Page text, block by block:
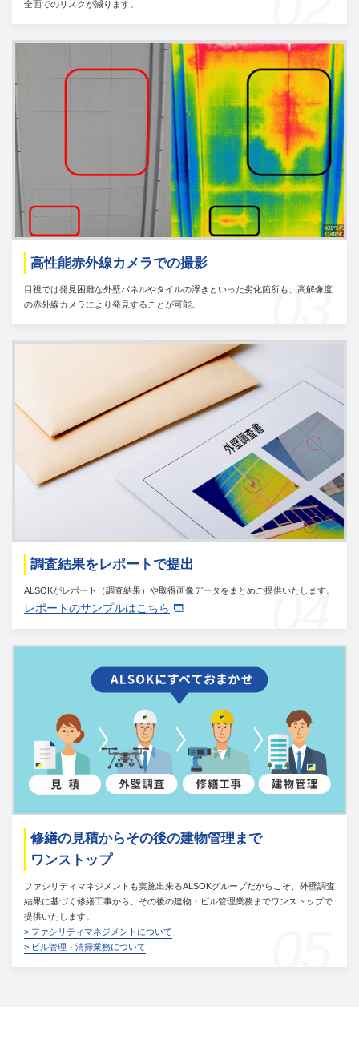
全面でのリスクが減ります。
03
高性能赤外線カメラでの撮影
目視では発見困難な外壁パネルやタイルの浮きといった劣化箇所も、高解像度
の赤外線カメラにより発見することが可能。
04
調査結果をレポートで提出
ALSOKがレポート（調査結果）や取得画像データをまとめご提供いたします。
レポートのサンプルはこちら
修繕の見積からその後の建物管理まで
ワンストップ
ファシリティマネジメントも実施出来るALSOKグループだからこそ、外壁調査
結果に基づく修繕工事から、その後の建物・ビル管理業務までワンストップで
提供いたします。
> ファシリティマネジメントについて
> ビル管理・清掃業務について